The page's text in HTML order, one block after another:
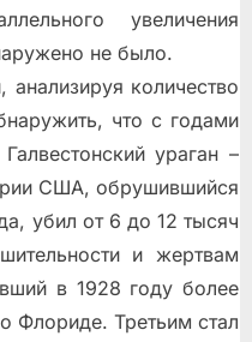
увеличения
не было.
количество
что с годами
ураган –
США, обрушившийся
убил от 6 до 12 тысяч
и жертвам
в 1928 году более
Флориде. Третьим стал